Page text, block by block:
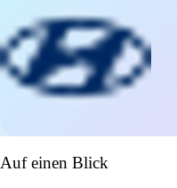
Auf einen Blick